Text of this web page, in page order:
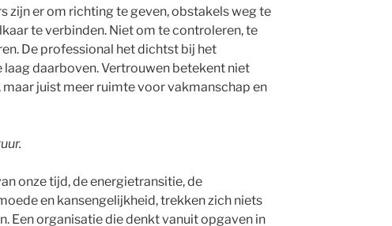
zijn er om richting te geven, obstakels weg te
te verbinden. Niet om te controleren, te
De professional het dichtst bij het
laag daarboven. Vertrouwen betekent niet
juist meer ruimte voor vakmanschap en
onze tijd, de energietransitie, de
en kansengelijkheid, trekken zich niets
Een organisatie die denkt vanuit opgaven in